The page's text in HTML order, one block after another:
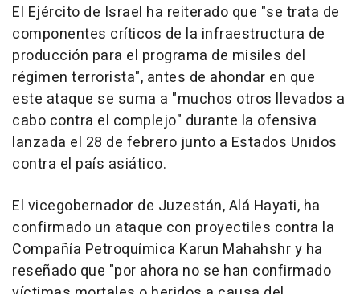
El Ejército de Israel ha reiterado que "se trata de
componentes críticos de la infraestructura de
producción para el programa de misiles del
régimen terrorista", antes de ahondar en que
este ataque se suma a "muchos otros llevados a
cabo contra el complejo" durante la ofensiva
lanzada el 28 de febrero junto a Estados Unidos
contra el país asiático.
El vicegobernador de Juzestán, Alá Hayati, ha
confirmado un ataque con proyectiles contra la
Compañía Petroquímica Karun Mahahshr y ha
reseñado que "por ahora no se han confirmado